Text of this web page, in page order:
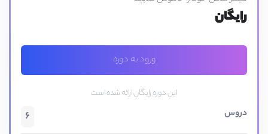
رایگان
ورود به دوره
این دوره رایگان ارائه شده است
دروس 6